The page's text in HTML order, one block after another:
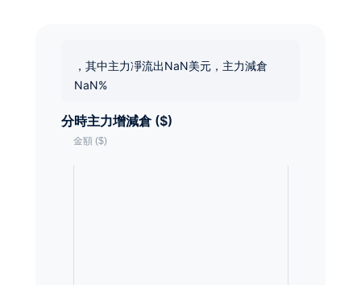
，其中主力凈流出NaN美元，主力減倉
NaN%
分時主力增減倉 ($)